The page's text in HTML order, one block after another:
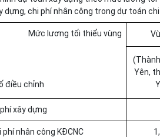
dựng, chi phí nhân công trong dự toán
Mức lương tối thiểu vùng
điều chỉnh
Yên,
phí xây dựng
phí nhân công KĐCNC